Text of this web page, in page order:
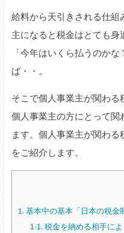
給料から天引きされる仕
主になると税金はとても身
「今年はいくら払うのか
ば・・。
そこで個人事業主が関わ
個人事業主の方にとって関
ます。個人事業主が関わ
をご紹介します。
1. 基本中の基本「日本の税金
1-1. 税金を納める相手に